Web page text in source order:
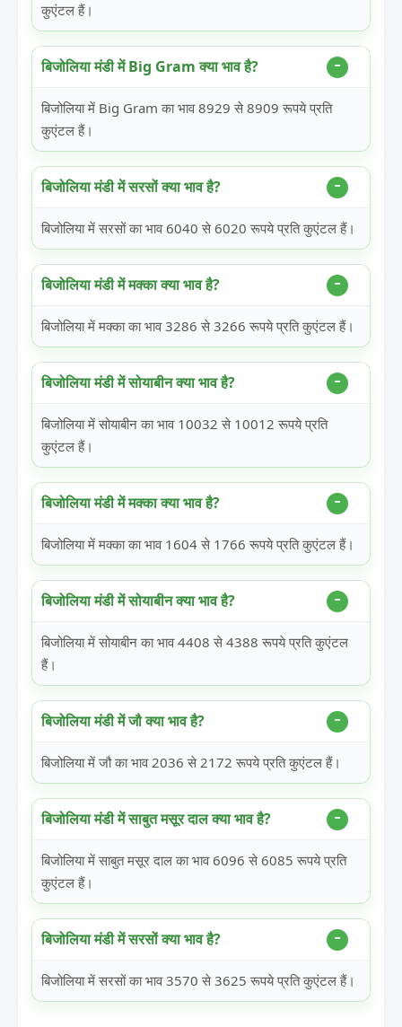
कुएंटल हैं।
बिजोलिया मंडी में Big Gram क्या भाव है?
बिजोलिया में Big Gram का भाव 8929 से 8909 रूपये प्रति
कुएंटल हैं।
बिजोलिया मंडी में सरसों क्या भाव है?
बिजोलिया में सरसों का भाव 6040 से 6020 रूपये प्रति कुएंटल हैं।
बिजोलिया मंडी में मक्का क्या भाव है?
बिजोलिया में मक्का का भाव 3286 से 3266 रूपये प्रति कुएंटल हैं।
बिजोलिया मंडी में सोयाबीन क्या भाव है?
बिजोलिया में सोयाबीन का भाव 10032 से 10012 रूपये प्रति
कुएंटल हैं।
बिजोलिया मंडी में मक्का क्या भाव है?
बिजोलिया में मक्का का भाव 1604 से 1766 रूपये प्रति कुएंटल हैं।
बिजोलिया मंडी में सोयाबीन क्या भाव है?
बिजोलिया में सोयाबीन का भाव 4408 से 4388 रूपये प्रति कुएंटल
हैं।
बिजोलिया मंडी में जौ क्या भाव है?
बिजोलिया में जौ का भाव 2036 से 2172 रूपये प्रति कुएंटल हैं।
बिजोलिया मंडी में साबुत मसूर दाल क्या भाव है?
बिजोलिया में साबुत मसूर दाल का भाव 6096 से 6085 रूपये प्रति
कुएंटल हैं।
बिजोलिया मंडी में सरसों क्या भाव है?
बिजोलिया में सरसों का भाव 3570 से 3625 रूपये प्रति कुएंटल हैं।